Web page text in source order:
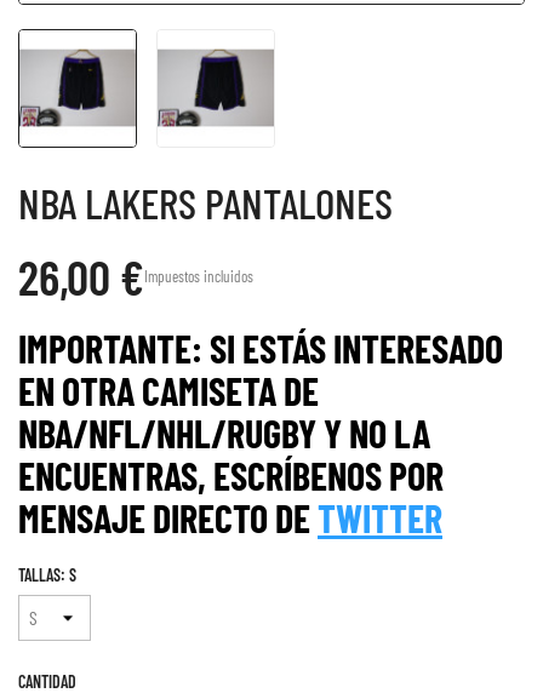
NBA LAKERS PANTALONES
26,00 €Impuestos incluidos
IMPORTANTE: SI ESTÁS INTERESADO
EN OTRA CAMISETA DE
NBA/NFL/NHL/RUGBY Y NO LA
ENCUENTRAS, ESCRÍBENOS POR
MENSAJEDIRECTO DETWITTER
TALLAS: S
CANTIDAD